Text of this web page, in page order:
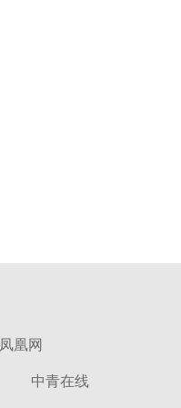
凤凰网
中青在线